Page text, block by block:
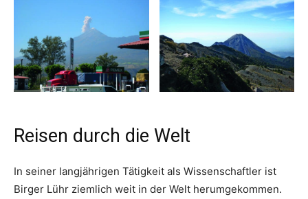
Reisen durch die Welt
In seiner langjährigen Tätigkeit als Wissenschaftler ist
Birger Lühr ziemlich weit in der Welt herumgekommen.